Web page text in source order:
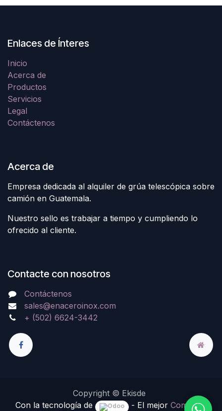
Enlaces de Ínteres
Inicio
Acerca de
Productos
Servicios
Legal
Contáctenos
Acerca de
Empresa dedicada al alquiler de grúa telescópica sobre
camión en Guatemala.
Nuestro sello es trabajar a tiempo y cumpliendo lo
ofrecido al cliente.
Contacte con nosotros
Contáctenos
sales@enaceroinox.com
+ (502) 6624-3442
Copyright © Ekisde
Con la tecnología de
- El mejor Comercio